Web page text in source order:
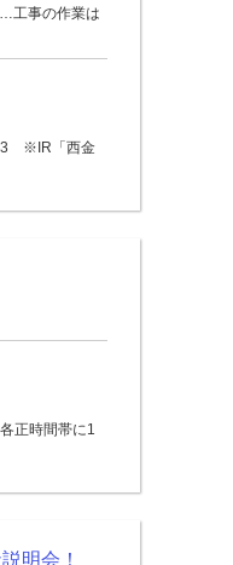
工事の作業は
※IR「西金
正時間帯に1
明会！